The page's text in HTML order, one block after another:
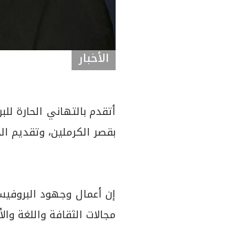
الأخبار
أتقدم بالتهاني
بقصر الكرملين، وتقديم
إن أعمال وجهود
مجالات الثقافة واللغة